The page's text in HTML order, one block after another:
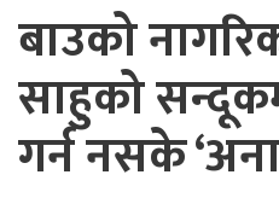
बाउको
साहुको
गर्न नसके